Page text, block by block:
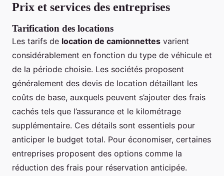
Prix et services des entreprises
Tarification des locations
Les tarifs de location de camionnettes varient
considérablement en fonction du type de véhicule et
de la période choisie. Les sociétés proposent
généralement des devis de location détaillant les
coûts de base, auxquels peuvent s’ajouter des frais
cachés tels que l’assurance et le kilométrage
supplémentaire. Ces détails sont essentiels pour
anticiper le budget total. Pour économiser, certaines
entreprises proposent des options comme la
réduction des frais pour réservation anticipée.